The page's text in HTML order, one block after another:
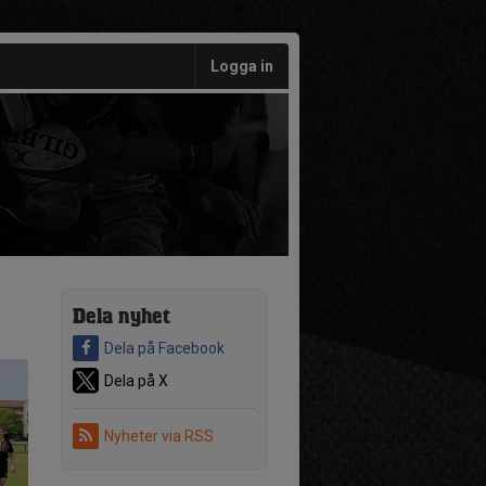
Logga in
Dela nyhet
Dela på Facebook
Dela på X
Nyheter via RSS